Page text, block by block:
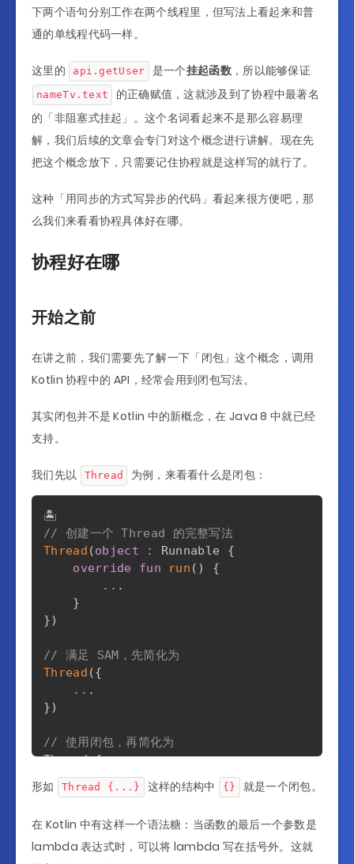
下两个语句分别工作在两个线程里，但写法上看起来和普
通的单线程代码一样。
这里的 api.getUser 是一个挂起函数，所以能够保证
nameTv.text
的正确赋值，这就涉及到了协程中最著名
的「非阻塞式挂起」。这个名词看起来不是那么容易理
解，我们后续的文章会专门对这个概念进行讲解。现在先
把这个概念放下，只需要记住协程就是这样写的就行了。
这种「用同步的方式写异步的代码」看起来很方便吧，那
么我们来看看协程具体好在哪。
协程好在哪
开始之前
在讲之前，我们需要先了解一下「闭包」这个概念，调用
Kotlin 协程中的 API，经常会用到闭包写法。
其实闭包并不是 Kotlin 中的新概念，在 Java 8 中就已经
支持。
我们先以 Thread 为例，来看看什么是闭包：
// 创建一个 Thread 的完整写法
Thread (object : Runnable {
override
fun run ( )
{
.. .
}
})
// 满足 SAM，先简化为
Thread ({
.. .
})
// 使用闭包，再简化为
Thread {
...
}
形如 Thread {...} 这样的结构中 {} 就是一个闭包。
在 Kotlin 中有这样一个语法糖：当函数的最后一个参数是
lambda 表达式时，可以将 lambda 写在括号外。这就